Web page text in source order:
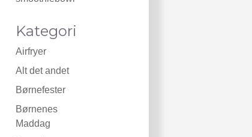
Kategori
Airfryer
Alt det andet
Børnefester
Børnenes
Maddag